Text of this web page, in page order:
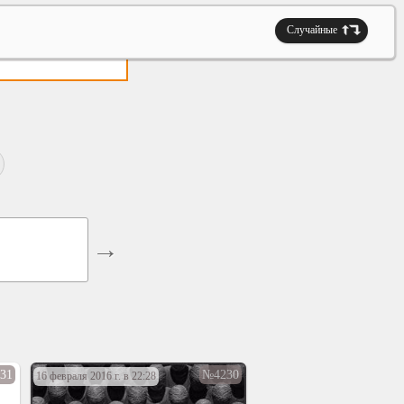
Случайные
16 февраля 2016 г. в 22:28 №4230